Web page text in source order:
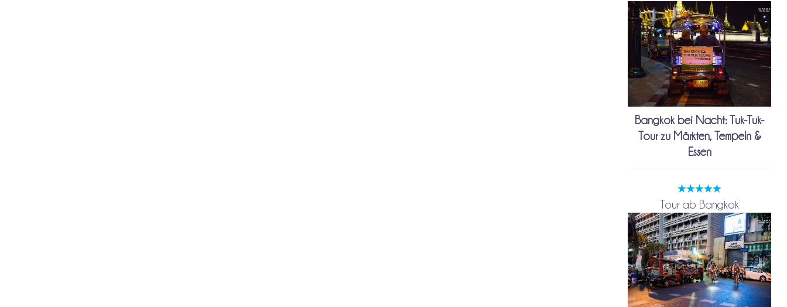
Bangkok bei Nacht: Tuk-Tuk-
Tour zu Märkten, Tempeln &
Essen
Tour ab Bangkok